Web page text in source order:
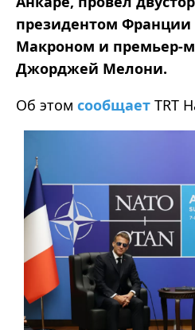
президентом
Макроном и премьер-
Джорджей Мелони.
Об этом сообщает TRT